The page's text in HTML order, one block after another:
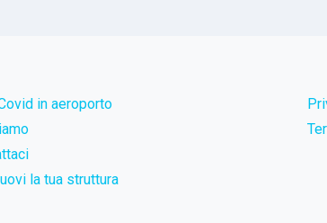
in aeroporto
la tua struttura